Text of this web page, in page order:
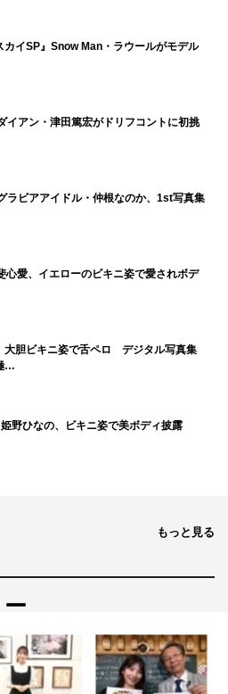
カイSP』Snow Man・ラウールがモデル
イアン・津田篤宏がドリフコントに初挑
ラビアアイドル・仲根なのか、1st写真集
心愛、イエローのビキニ姿で愛されボデ
大胆ビキニ姿で舌ペロ デジタル写真集
…
野ひなの、ビキニ姿で美ボディ披露
もっと見る